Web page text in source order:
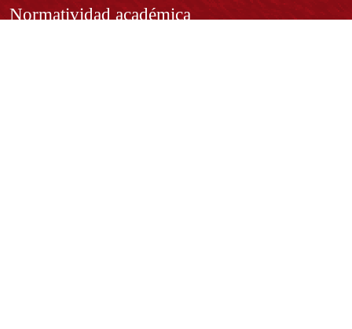
Normatividad académica